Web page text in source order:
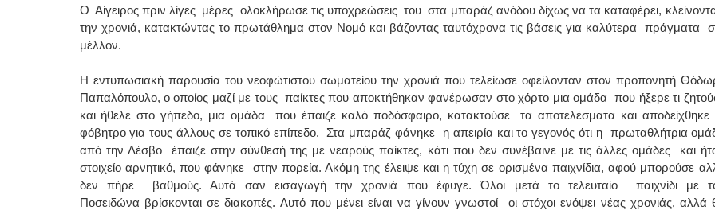
Ο Αίγειρος πριν λίγες μέρες ολοκλήρωσε τις υποχρεώσεις του στα μπαράζ ανόδου δίχως να τα καταφέρει,
την χρονιά, κατακτώντας το πρωτάθλημα στον Νομό και βάζοντας ταυτόχρονα τις βάσεις για καλύτερα πράγματα
μέλλον.
Η εντυπωσιακή παρουσία του νεοφώτιστου σωματείου την χρονιά που τελείωσε οφείλονταν στον προπονητή
Παπαλόπουλο, ο οποίος μαζί με τους παίκτες που αποκτήθηκαν φανέρωσαν στο χόρτο μια ομάδα που ήξερε τι
και ήθελε στο γήπεδο, μια ομάδα που έπαιζε καλό ποδόσφαιρο, κατακτούσε τα αποτελέσματα και αποδείχθηκε
φόβητρο για τους άλλους σε τοπικό επίπεδο. Στα μπαράζ φάνηκε η απειρία και το γεγονός ότι η πρωταθλήτρια
από την Λέσβο έπαιζε στην σύνθεσή της με νεαρούς παίκτες, κάτι που δεν συνέβαινε με τις άλλες ομάδες και
στοιχείο αρνητικό, που φάνηκε στην πορεία. Ακόμη της έλειψε και η τύχη σε ορισμένα παιχνίδια, αφού μπορούσε
δεν πήρε βαθμούς. Αυτά σαν εισαγωγή την χρονιά που έφυγε. Όλοι μετά το τελευταίο παιχνίδι με
Ποσειδώνα βρίσκονται σε διακοπές. Αυτό που μένει είναι να γίνουν γνωστοί οι στόχοι ενόψει νέας χρονιάς, αλλά
ΙΩΑΝΝΗΣ Α. ΜΑΛΛΙΑΣ
ΧΕΙΡΟΥΡΓΟΣ
ΟΦΘΑΛΜΙΑΤΡΟΣ
Διδάκτωρ Ιατρικής Σχολής
Πανεπιστημίου Αθηνών
Καλλιπόλεως 3,Νέα Σμύρνη,
τηλ:210-9320215
Καβέτσου 10, Μυτιλήνη, τηλ:
2251038065